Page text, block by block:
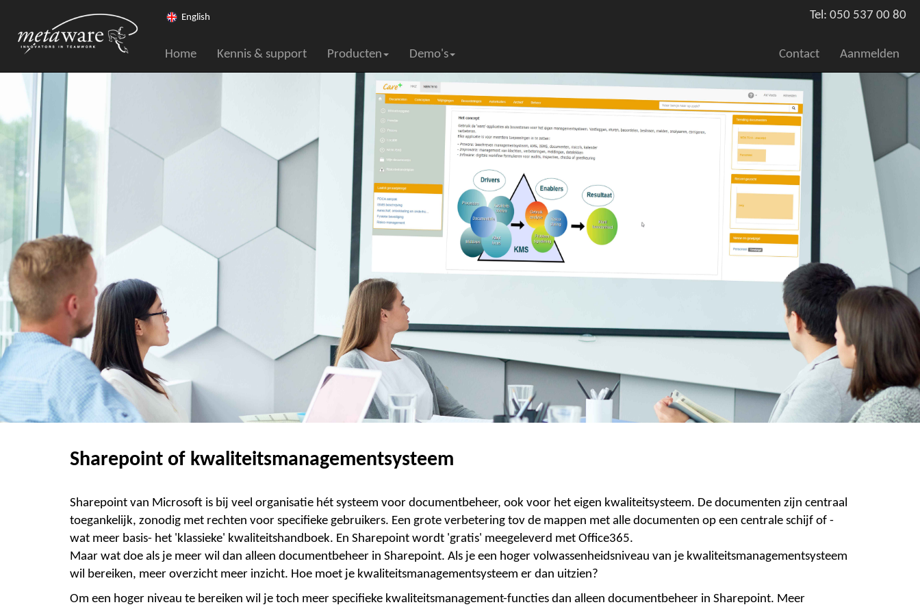
English Tel: 050 537 00 80
Home Kennis & support Producten Demo's Contact Aanmelden
Sharepoint of kwaliteitsmanagementsysteem
Sharepoint van Microsoft is bij veel organisatie hét systeem voor documentbeheer, ook voor het eigen kwaliteitsysteem. De documenten zijn centraal
toegankelijk, zonodig met rechten voor specifieke gebruikers. Een grote verbetering tov de mappen met alle documenten op een centrale schijf of -
wat meer basis- het 'klassieke' kwaliteitshandboek. En Sharepoint wordt 'gratis' meegeleverd met Office365.
Maar wat doe als je meer wil dan alleen documentbeheer in Sharepoint. Als je een hoger volwassenheidsniveau van je kwaliteitsmanagementsysteem
wil bereiken, meer overzicht meer inzicht. Hoe moet je kwaliteitsmanagementsysteem er dan uitzien?
Om een hoger niveau te bereiken wil je toch meer specifieke kwaliteitsmanagement-functies dan alleen documentbeheer in Sharepoint. Meer